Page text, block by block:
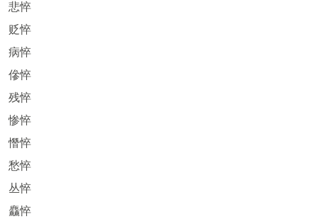
悲悴
贬悴
病悴
傪悴
残悴
惨悴
憯悴
愁悴
丛悴
麤悴